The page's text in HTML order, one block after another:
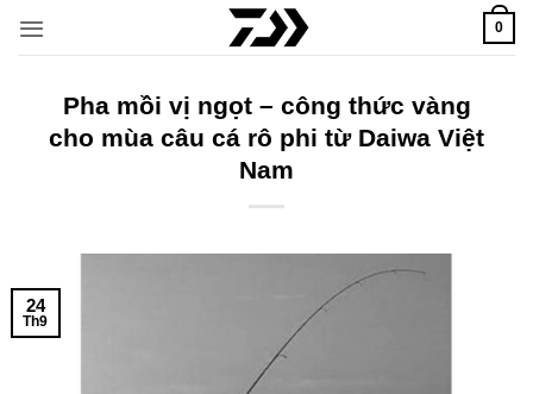
qua
0
Pha mồi vị ngọt – công thức vàng
cho mùa câu cá rô phi từ Daiwa Việt
Nam
24
Th9